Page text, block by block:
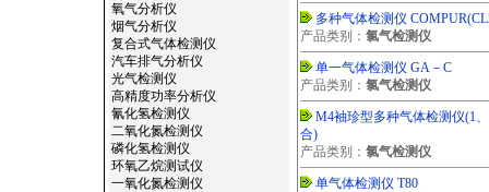
氧气分析仪
烟气分析仪
复合式气体检测仪
汽车排气分析仪
光气检测仪
高精度功率分析仪
氰化氢检测仪
二氧化氮检测仪
磷化氢检测仪
环氧乙烷测试仪
一氧化氮检测仪
多种气体检测仪
产品类别： 氯气检测仪
单一气体检测仪 GA－C
产品类别： 氯气检测仪
M4袖珍型多种气体检测仪(1
合)
产品类别： 氯气检测仪
单气体检测仪 T80